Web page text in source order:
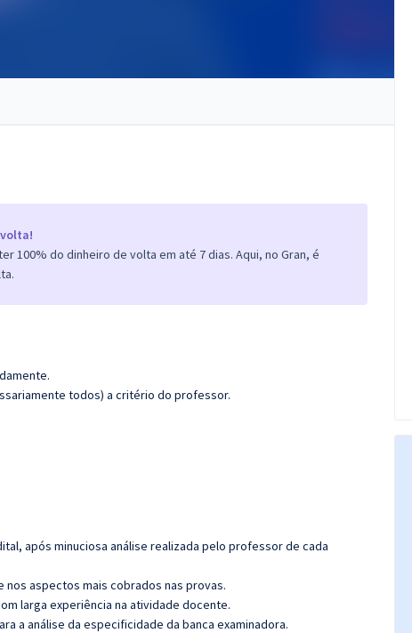
100% do dinheiro de volta em até 7 dias. Aqui, no Gran, é
todos) a critério do professor.
após minuciosa análise realizada pelo professor de cada
aspectos mais cobrados nas provas.
larga experiência na atividade docente.
a análise da especificidade da banca examinadora.